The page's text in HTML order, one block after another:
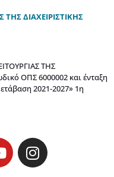
ΤΗΣ ΔΙΑΧΕΙΡΙΣΤΙΚΗΣ
ΤΗΣ
ΟΠΣ 6000002 και ένταξη
2021-2027» 1η